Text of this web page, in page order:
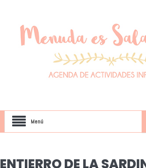
Menú
ENTIERRO DE LA